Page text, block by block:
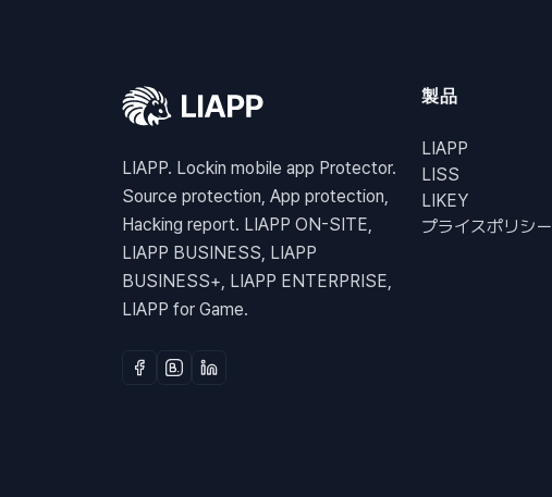
LIAPP. Lockin mobile app Protector.
Source protection, App protection,
Hacking report. LIAPP ON-SITE,
LIAPP BUSINESS, LIAPP
BUSINESS+, LIAPP ENTERPRISE,
LIAPP for Game.
製品
LIAPP
LISS
LIKEY
プライスポリシー